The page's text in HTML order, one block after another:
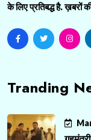
के लिए प्रतिबद्ध है. ख़बरों की
Tranding